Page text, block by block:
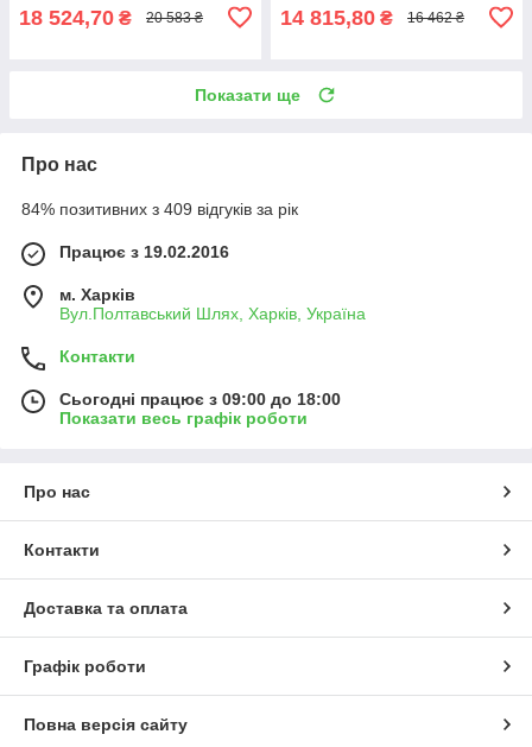
18 524,70 ₴ 20 583 ₴ 14 815,80 ₴ 16 462 ₴
Показати ще
Про нас
84% позитивних з 409 відгуків за рік
Працює з 19.02.2016
м. Харків
Вул.Полтавський Шлях, Харків, Україна
Контакти
Сьогодні працює з 09:00 до 18:00
Показати весь графік роботи
Про нас
Контакти
Доставка та оплата
Графік роботи
Повна версія сайту